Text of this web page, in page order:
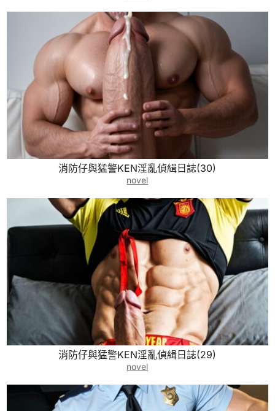
消防仔與猛警KEN淫亂偵緝日誌(30)
novel
消防仔與猛警KEN淫亂偵緝日誌(29)
novel